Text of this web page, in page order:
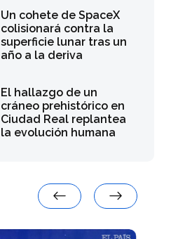
Un cohete de SpaceX
colisionará contra la
superficie lunar tras un
año a la deriva
El hallazgo de un
cráneo prehistórico en
Ciudad Real replantea
la evolución humana